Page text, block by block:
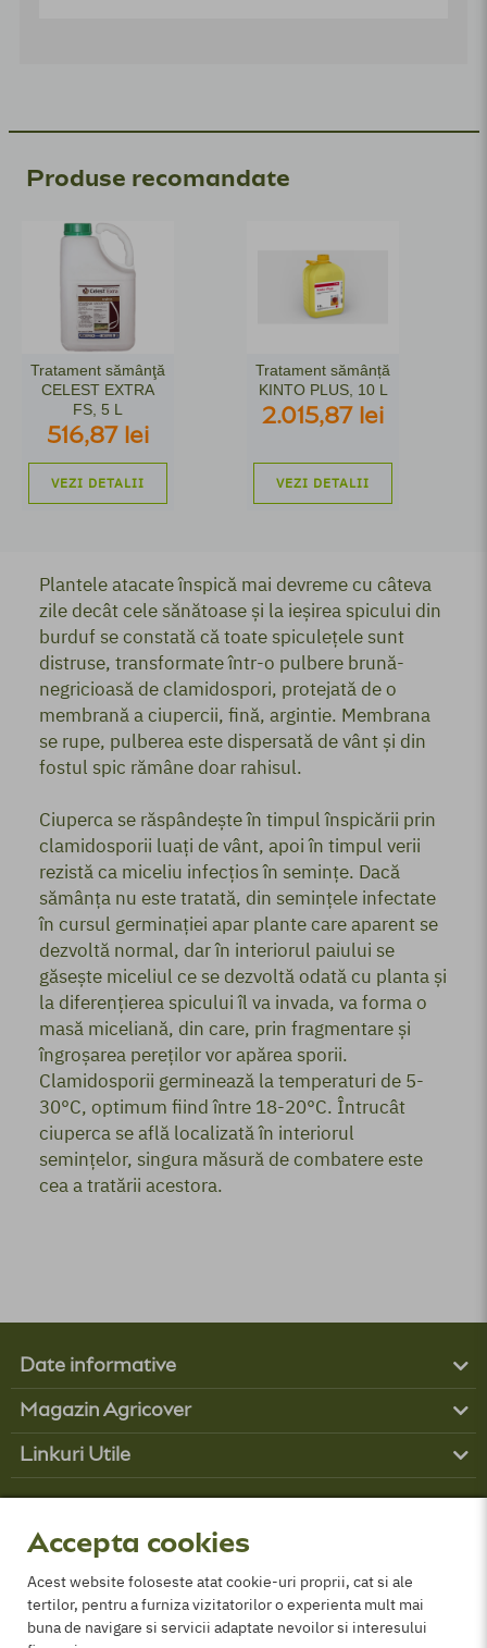
Produse recomandate
Tratament sămânţă
CELEST EXTRA
FS, 5 L
516,87 lei
VEZI DETALII
Tratament sămânță
KINTO PLUS, 10 L
2.015,87 lei
VEZI DETALII
Plantele atacate înspică mai devreme cu câteva
zile decât cele sănătoase şi la ieşirea spicului din
burduf se constată că toate spiculeţele sunt
distruse, transformate într-o pulbere brună-
negricioasă de clamidospori, protejată de o
membrană a ciupercii, fină, argintie. Membrana
se rupe, pulberea este dispersată de vânt şi din
fostul spic rămâne doar rahisul.
Ciuperca se răspândeşte în timpul înspicării prin
clamidosporii luaţi de vânt, apoi în timpul verii
rezistă ca miceliu infecţios în seminţe. Dacă
sămânța nu este tratată, din seminţele infectate
în cursul germinaţiei apar plante care aparent se
dezvoltă normal, dar în interiorul paiului se
găseşte miceliul ce se dezvoltă odată cu planta şi
la diferenţierea spicului îl va invada, va forma o
masă miceliană, din care, prin fragmentare şi
îngroşarea pereţilor vor apărea sporii.
Clamidosporii germinează la temperaturi de 5-
30°C, optimum fiind între 18-20°C. Întrucât
ciuperca se află localizată în interiorul
semințelor, singura măsură de combatere este
cea a tratării acestora.
Date informative
Produse
Boli
Buruieni
Dăunători
Magazin Agricover
Contul tău
Contact
Cum comand?
Linkuri Utile
Obține finanțare
GDPR
Politica de cookies
Termeni și conditii
ANPC
Certificat comercializare PPP
Accepta cookies
Acest website foloseste atat cookie-uri proprii, cat si ale
tertilor, pentru a furniza vizitatorilor o experienta mult mai
buna de navigare si servicii adaptate nevoilor si interesului